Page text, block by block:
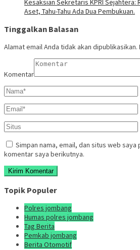
Kesaksian Sekretaris KPRI Sejahtera:
Aset, Tahu-Tahu Ada Dua Pembukuan.
Tinggalkan Balasan
Alamat email Anda tidak akan dipublikasikan.
Komentar
Simpan nama, email, dan situs web saya
komentar saya berikutnya.
Topik Populer
Polres jombang
Humas polres jombang
Tag Berita
Pemkab jombang
Berita Otomotif